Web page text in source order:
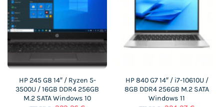
HP 245 G8 14″ / Ryzen 5-
3500U / 16GB DDR4 256GB
M.2 SATA Windows 10
HP 840 G7 14″ / i7-10610U /
8GB DDR4 256GB M.2 SATA
Windows 11